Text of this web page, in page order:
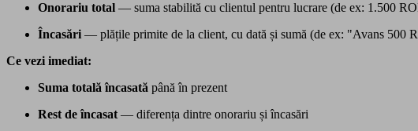
Onorariu total — suma stabilită cu clientul pentru lucrare (de ex: 1.500
Încasări — plățile primite de la client, cu dată și sumă (de ex: "Avans
Ce vezi imediat:
Suma totală încasată până în prezent
Rest de încasat — diferența dintre onorariu și încasări